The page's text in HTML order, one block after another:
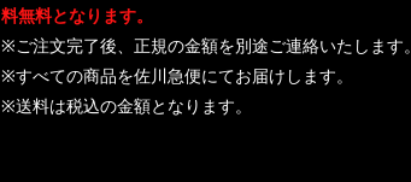
料無料となります。
※ご注文完了後、正規の金額を別途ご連絡いたします。
※すべての商品を佐川急便にてお届けします。
※送料は税込の金額となります。